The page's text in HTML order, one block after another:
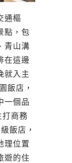
通樞
點，包
青山溝
在這邊
就入主
飯店，
一個品
打商務
飯店，
理位置
遊的住